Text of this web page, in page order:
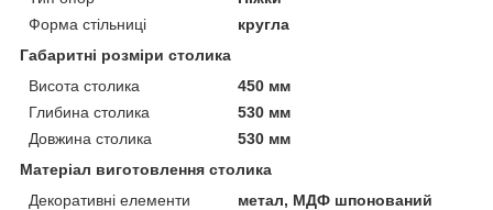
Форма стільниці
кругла
Габаритні розміри столика
Висота столика
450 мм
Глибина столика
530 мм
Довжина столика
530 мм
Матеріал виготовлення столика
Декоративні елементи
метал, МДФ шпонований